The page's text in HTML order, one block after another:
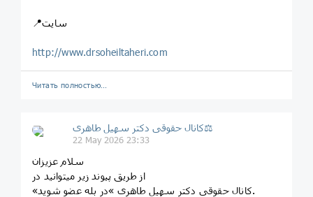
📍سایت
http://www.drsoheiltaheri.com
Читать полностью…
کانال حقوقی دکتر سهيل طاهری⚖
22 May 2026 23:33
سلام عزیزان
از طریق پیوند زیر میتوانید در
«کانال حقوقی دکتر سهیل طاهری »در بله عضو شوید.